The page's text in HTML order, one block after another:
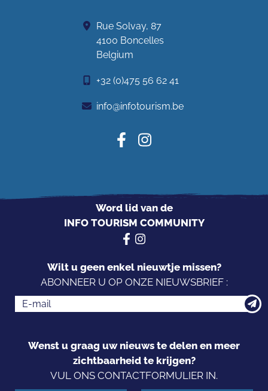
Rue Solvay, 87
4100 Boncelles
Belgium
+32 (0)475 56 62 41
info@infotourism.be
Word lid van de
INFO TOURISM COMMUNITY
Wilt u geen enkel nieuwtje missen?
ABONNEER U OP ONZE NIEUWSBRIEF :
Wenst u graag uw nieuws te delen en meer
zichtbaarheid te krijgen?
VUL ONS CONTACTFORMULIER IN.